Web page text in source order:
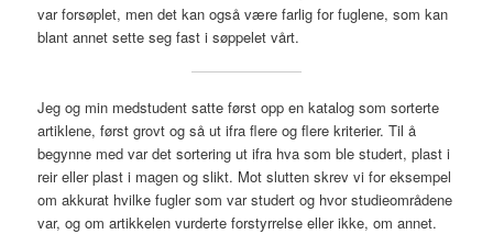
var forsøplet, men det kan også være farlig for fuglene, som kan
blant annet sette seg fast i søppelet vårt.
Jeg og min medstudent satte først opp en katalog som sorterte
artiklene, først grovt og så ut ifra flere og flere kriterier. Til å
begynne med var det sortering ut ifra hva som ble studert, plast i
reir eller plast i magen og slikt. Mot slutten skrev vi for eksempel
om akkurat hvilke fugler som var studert og hvor studieområdene
var, og om artikkelen vurderte forstyrrelse eller ikke, om annet.